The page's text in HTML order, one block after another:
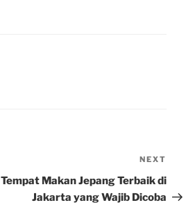
Post
NEXT
Tempat Makan Jepang Terbaik di
Jakarta yang Wajib Dicoba